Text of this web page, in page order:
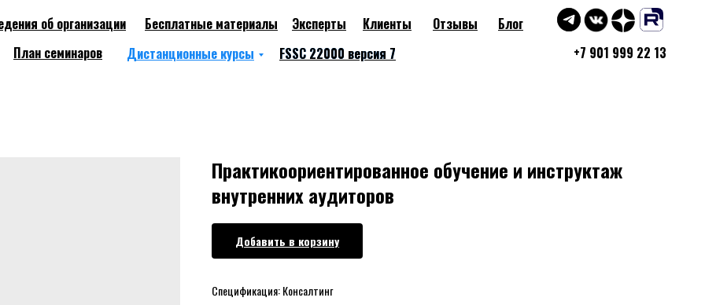
+7 901 999 22 13
об организации Бесплатные материалы Эксперты Клиенты Отзывы
Блог
Дистанционные курсы
FSSC 22000 версия 7
FSSC 22000 версия 7
План семинаров
Практикоориентированное обучение и инструктаж
внутренних аудиторов
Добавить в корзину
Спецификация: Консалтинг